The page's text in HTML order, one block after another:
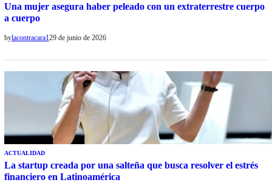
Una mujer asegura haber peleado con un extraterrestre cuerpo
a cuerpo
bylacontracara129 de junio de 2026
ACTUALIDAD
La startup creada por una salteña que busca resolver el estrés
financiero en Latinoamérica